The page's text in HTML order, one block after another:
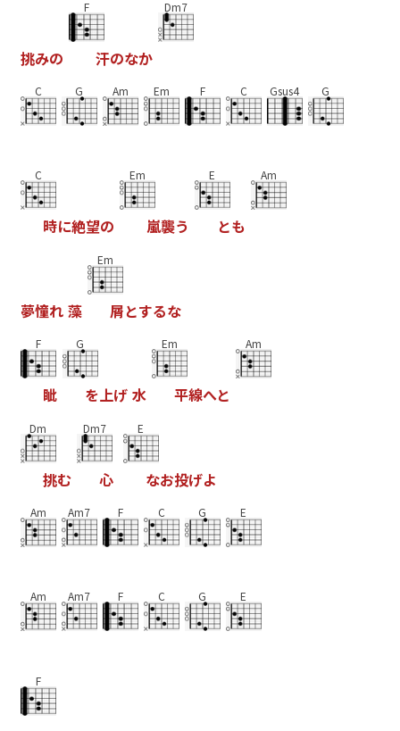
挑みの
F
汗のなか
Dm7
C G Am Em F C Gsus4 G
C
時に絶望の
Em
嵐襲う
E
とも
Am
夢憧れ 藻
Em
屑とするな
F
眦
G
を上げ 水
Em
平線へと
Am
Dm
挑む
Dm7
心
E
なお投げよ
Am Am7 F C G E
Am Am7 F C G E
F